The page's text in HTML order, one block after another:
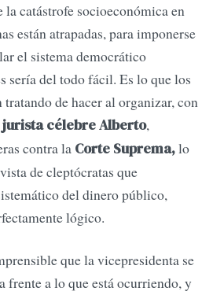
la catástrofe socioeconómica en
están atrapadas, para imponerse
el sistema democrático
sería del todo fácil. Es lo que los
tratando de hacer al organizar, con
jurista célebre Alberto,
contra la Corte Suprema,lo
de cleptócratas que
del dinero público,
lógico.
que la vicepresidenta se
frente a lo que está ocurriendo, y